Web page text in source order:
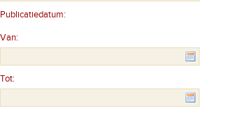
Publicatiedatum:
Van:
Tot: